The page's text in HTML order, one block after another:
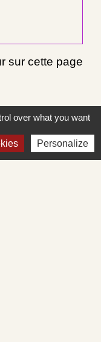
sur cette page
Albain
over what you want
Personalize